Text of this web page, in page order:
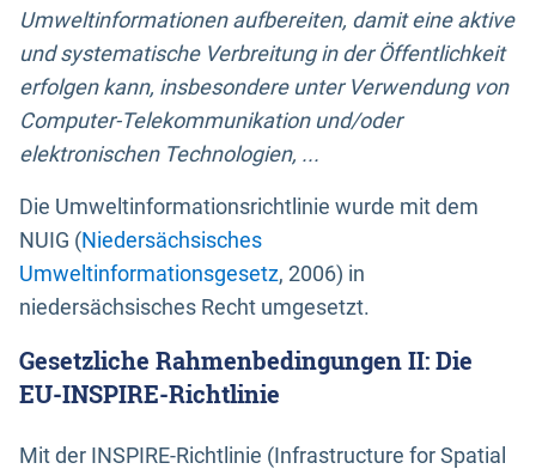
Umweltinformationen aufbereiten, damit eine aktive
und systematische Verbreitung in der Öffentlichkeit
erfolgen kann, insbesondere unter Verwendung von
Computer-Telekommunikation und/oder
elektronischen Technologien, ...
Die Umweltinformationsrichtlinie wurde mit dem
NUIG (Niedersächsisches
Umweltinformationsgesetz, 2006) in
niedersächsisches Recht umgesetzt.
Gesetzliche Rahmenbedingungen II: Die
EU-INSPIRE-Richtlinie
Mit der INSPIRE-Richtlinie (Infrastructure for Spatial